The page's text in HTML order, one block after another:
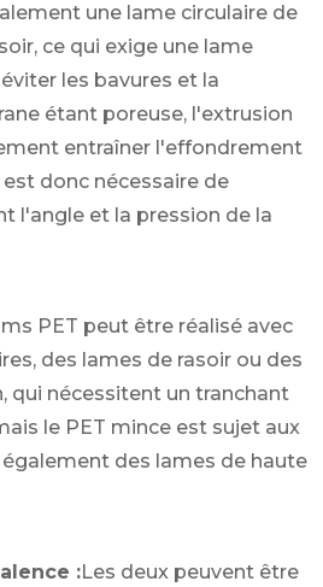
une lame circulaire de
ce qui exige une lame
les bavures et la
étant poreuse, l'extrusion
entraîner l'effondrement
donc nécessaire de
l'angle et la pression de la
PET peut être réalisé avec
des lames de rasoir ou des
qui nécessitent un tranchant
le PET mince est sujet aux
des lames de haute
:Les deux peuvent être